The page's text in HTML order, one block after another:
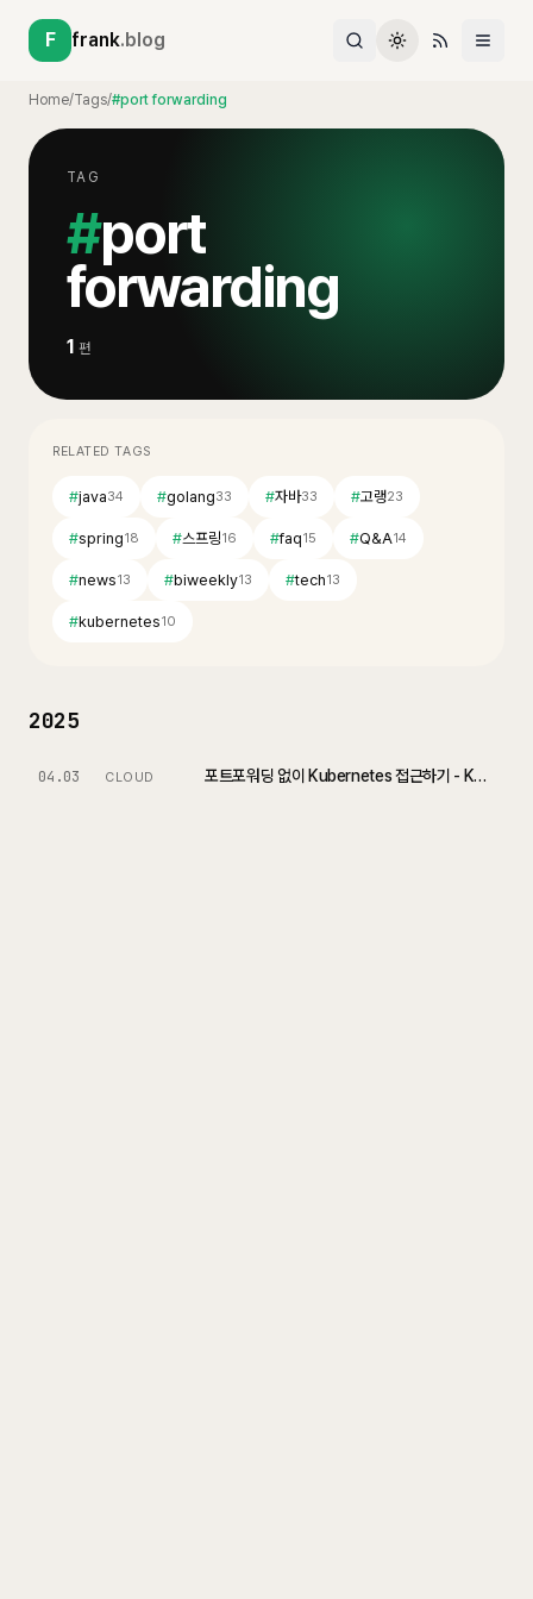
F frank.blog
Home/Tags/#port forwarding
TAG
#port
forwarding
1 편
RELATED TAGS
#java34 #golang33 #자바33 #고랭23
#spring18 #스프링16 #faq15 #Q&A14
#news13 #biweekly13 #tech13
#kubernetes10
2025
04.03 CLOUD 포트포워딩 없이 Kubernetes 접근하기 - KubeVPN으로 네트워크 연결